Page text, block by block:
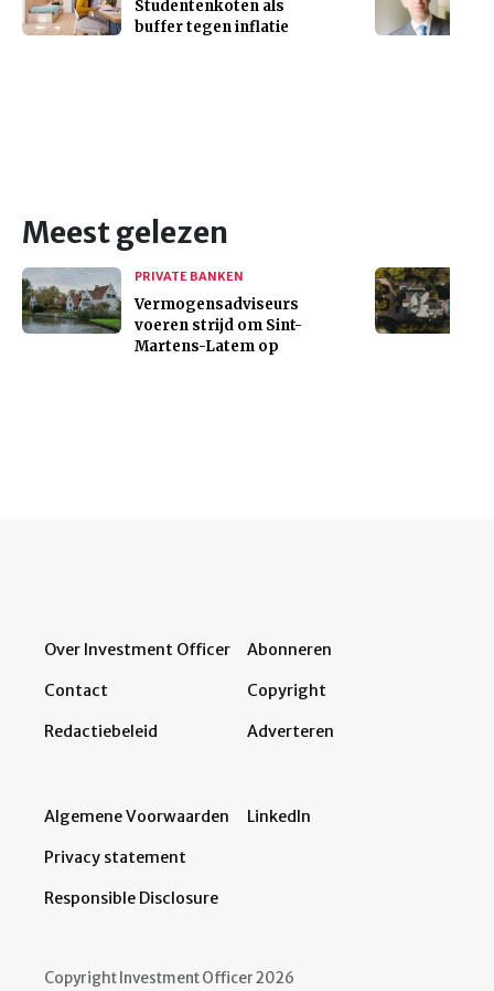
Studentenkoten als
buffer tegen inflatie
Meest gelezen
PRIVATE BANKEN
Vermogensadviseurs
voeren strijd om Sint-
Martens-Latem op
Over Investment Officer
Contact
Redactiebeleid
Abonneren
Copyright
Adverteren
Algemene Voorwaarden
Privacy statement
Responsible Disclosure
LinkedIn
Copyright Investment Officer 2026